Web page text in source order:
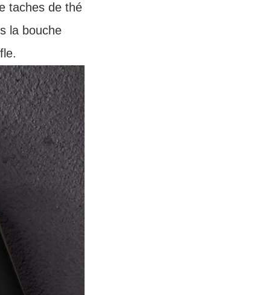
taches de thé
la bouche